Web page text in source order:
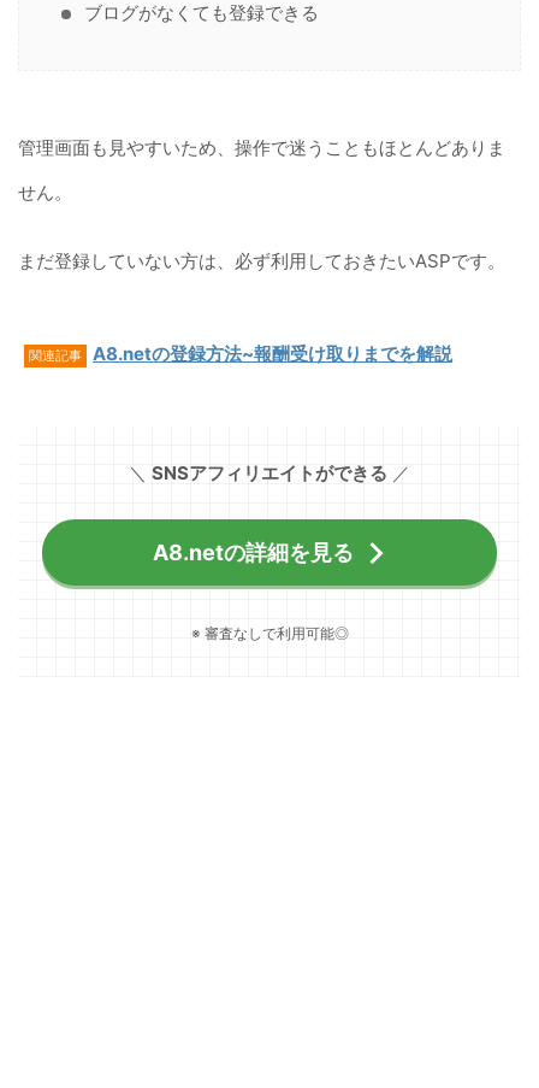
ブログがなくても登録できる
管理画面も見やすいため、操作で迷うこともほとんどありま
せん。
まだ登録していない方は、必ず利用しておきたいASPです。
関連記事 A8.netの登録方法~報酬受け取りまでを解説
＼ SNSアフィリエイトができる ／
A8.netの詳細を見る
※ 審査なしで利用可能◎